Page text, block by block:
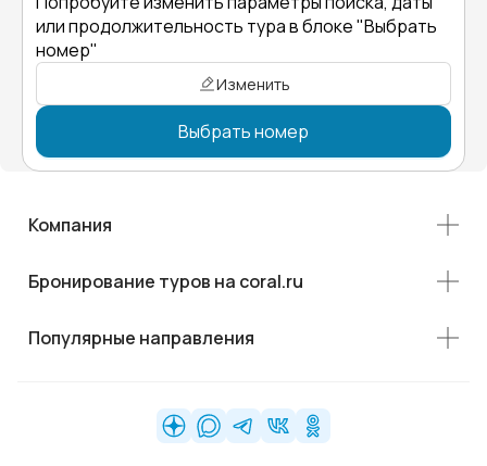
или продолжительность тура в блоке "Выбрать
номер"
Изменить
Выбрать номер
Компания
Бронирование туров на coral.ru
Популярные направления